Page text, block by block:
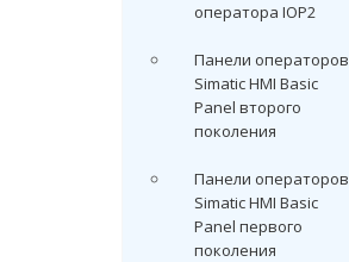
оператора IOP2
Панели операторов
Simatic HMI Basic
Panel второго
поколения
Панели операторов
Simatic HMI Basic
Panel первого
поколения